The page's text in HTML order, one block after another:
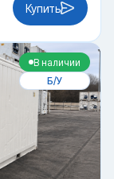
Купить
В наличии
Б/У